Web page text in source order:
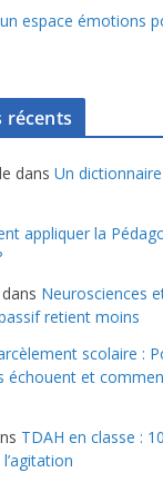
espace émotions
récents
dans Un
appliquer la
Neurosciences
retient moins
scolaire :
échouent et
TDAH en classe :